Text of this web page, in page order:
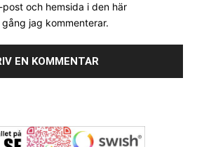
och hemsida i den här
jag kommenterar.